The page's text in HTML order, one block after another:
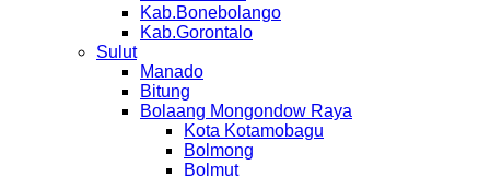
Kab.Bonebolango
Kab.Gorontalo
Sulut
Manado
Bitung
Bolaang Mongondow Raya
Kota Kotamobagu
Bolmong
Bolmut